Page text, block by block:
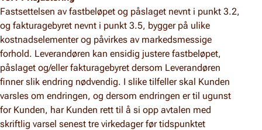
Fastsettelsen av fastbeløpet og påslaget nevnt i punkt 3.2,
og fakturagebyret nevnt i punkt 3.5, bygger på ulike
kostnadselementer og påvirkes av markedsmessige
forhold. Leverandøren kan ensidig justere fastbeløpet,
påslaget og/eller fakturagebyret dersom Leverandøren
finner slik endring nødvendig. I slike tilfeller skal Kunden
varsles om endringen, og dersom endringen er til ugunst
for Kunden, har Kunden rett til å si opp avtalen med
skriftlig varsel senest tre virkedager før tidspunktet